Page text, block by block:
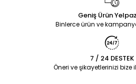
Geniş Ürün
Binlerce ürün ve
7 / 24 DESTEK
Öneri ve şikayetlerinizi bize